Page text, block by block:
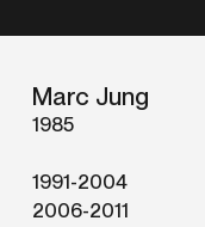
Marc Jung
1985
1991-2004
2006-2011